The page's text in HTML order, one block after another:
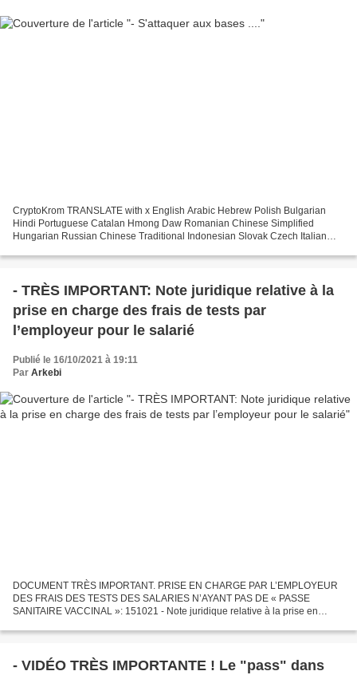
CryptoKrom TRANSLATE with x English Arabic Hebrew Polish Bulgarian
Hindi Portuguese Catalan Hmong Daw Romanian Chinese Simplified
Hungarian Russian Chinese Traditional Indonesian Slovak Czech Italian
- TRÈS IMPORTANT: Note juridique relative à la
prise en charge des frais de tests par
l’employeur pour le salarié
Publié le 16/10/2021 à 19:11
Par Arkebi
DOCUMENT TRÈS IMPORTANT. PRISE EN CHARGE PAR L’EMPLOYEUR
DES FRAIS DES TESTS DES SALARIES N’AYANT PAS DE « PASSE
SANITAIRE VACCINAL »: 151021 - Note juridique relative à la prise en
- VIDÉO TRÈS IMPORTANTE ! Le "pass" dans